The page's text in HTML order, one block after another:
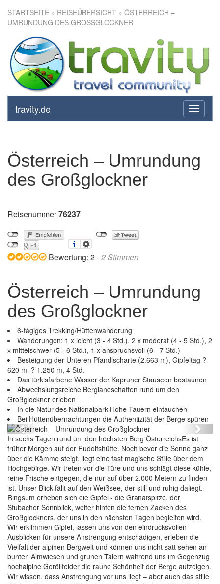
STARTSEITE » REISEÜBERSICHT » ÖSTERREICH –
UMRUNDUNG DES GROSSGLOCKNER
toggle
travity.de
Österreich – Umrundung des
Großglockner
Österreich – Umrundung
des Großglockner
Reisenummer76237
Bewertung: 2 -2Stimmen
Österreich – Umrundung
des Großglockner
6-tägiges Trekking/Hüttenwanderung
Wanderungen: 1 x leicht (3 - 4 Std.), 2 x moderat (4 - 5 Std.), 2
x mittelschwer (5 - 6 Std.), 1 x anspruchsvoll (6 - 7 Std.)
Besteigung der Unteren Pfandlscharte (2.663 m), Gipfeltag ?
620 m, ? 1.250 m, 4 Std.
Das türkisfarbene Wasser der Kapruner Stauseen bestaunen
Abwechslungsreiche Berglandschaften rund um den
Großglockner erleben
In die Natur des Nationalpark Hohe Tauern eintauchen
Bei Hüttenübernachtungen die Authentizität der Berge spüren
des Großglockner Österreich –
Previous Next
In sechs Tagen rund um den höchsten Berg ÖsterreichsEs ist
früher Morgen auf der Rudolfshütte. Noch bevor die Sonne ganz
über die Kämme steigt, liegt eine fast magische Stille über dem
Hochgebirge. Wir treten vor die Türe und uns schlägt diese kühle,
reine Frische entgegen, die nur auf über 2.000 Metern zu finden
ist. Unser Blick fällt auf den Weißsee, der still und ruhig daliegt.
Ringsum erheben sich die Gipfel - die Granatspitze, der
Stubacher Sonnblick, weiter hinten die fernen Zacken des
Großglockners, der uns in den nächsten Tagen begleiten wird.
Wir erklimmen Gipfel, lassen uns von den eindrucksvollen
Ausblicken für unsere Anstrengung entschädigen, erleben die
Vielfalt der alpinen Bergwelt und können uns nicht satt sehen an
bunten Almwiesen und grünen Tälern während uns im Gegenzug
hochalpine Geröllfelder die rauhe Schönheit der Berge aufzeigen.
Wir wissen, dass Anstrengung vor uns liegt – aber auch das stille